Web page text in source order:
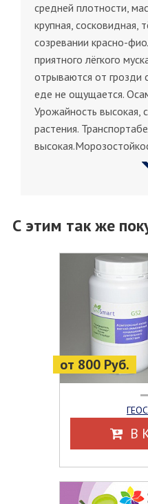
средней плотности,
крупная, сосковидная,
созревании красно-
приятного лёгкого
отрываются от грозди
еде не ощущается.
Урожайность высокая,
растения.
С этим так же
от 800 Руб.
В